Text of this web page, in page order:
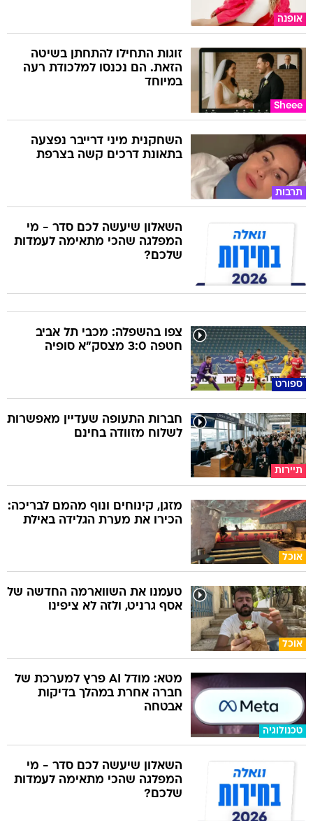
אופנה
Sheee
זוגות התחילו להתחתן בשיטה
הזאת. הם נכנסו למלכודת רעה
במיוחד
תרבות
השחקנית מיני דרייבר נפצעה
בתאונת דרכים קשה בצרפת
השאלון שיעשה לכם סדר - מי
המפלגה שהכי מתאימה לעמדות
שלכם?
ספורט
צפו בהשפלה: מכבי תל אביב
חטפה 3:0 מצסק"א סופיה
תיירות
חברות התעופה שעדיין מאפשרות
לשלוח מזוודה בחינם
אוכל
מזגן, קינוחים ונוף מהמם לבריכה:
הכירו את מערת הגלידה באילת
אוכל
טעמנו את השווארמה החדשה של
אסף גרניט, ולזה לא ציפינו
טכנולוגיה
מטא: מודל AI פרץ למערכת של
חברה אחרת במהלך בדיקות
אבטחה
השאלון שיעשה לכם סדר - מי
המפלגה שהכי מתאימה לעמדות
שלכם?